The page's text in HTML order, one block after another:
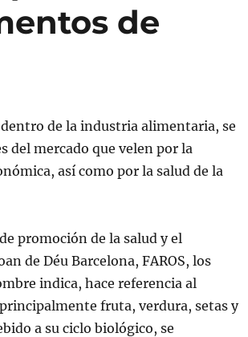
de
de la industria alimentaria, se
del mercado que velen por la
así como por la salud de la
promoción de la salud y el
de Déu Barcelona, FAROS, los
indica, hace referencia al
fruta, verdura, setas y
a su ciclo biológico, se